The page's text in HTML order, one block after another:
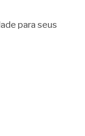
para seus